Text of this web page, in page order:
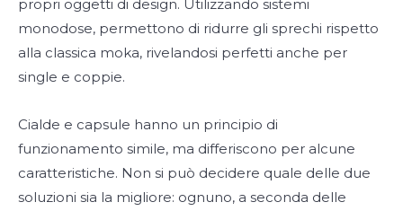
propri oggetti di design. Utilizzando sistemi
monodose, permettono di ridurre gli sprechi rispetto
alla classica moka, rivelandosi perfetti anche per
single e coppie.
Cialde e capsule hanno un principio di
funzionamento simile, ma differiscono per alcune
caratteristiche. Non si può decidere quale delle due
soluzioni sia la migliore: ognuno, a seconda delle